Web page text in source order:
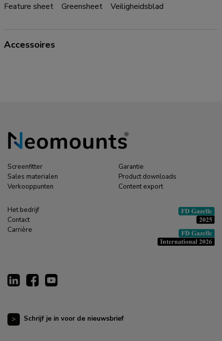
Feature sheet Greensheet Veiligheidsblad
Accessoires
Screenfitter
Sales materialen
Verkooppunten
Garantie
Product downloads
Content export
Het bedrijf
Contact
Carrière
Schrijf je in voor de nieuwsbrief